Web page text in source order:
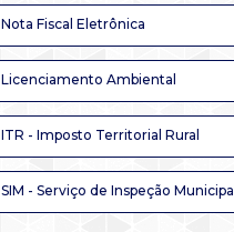
Nota Fiscal Eletrônica
Licenciamento Ambiental
ITR - Imposto Territorial Rural
SIM - Serviço de Inspeção Municipal